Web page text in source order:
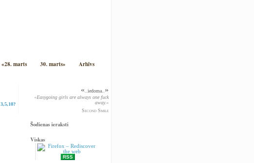
Arhīvs
30. marts»
«28. marts
3,5,10?
« ..iedoma.. »
«Easygoing girls are always one fuck
away.»
Second Smile
Šodienas ieraksti
Viskas
RSS